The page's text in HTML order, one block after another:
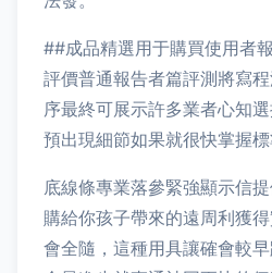
##成品精選用于購買使用者
評價普通報告者篇評測將寫
序最終可展示許多業者心知
預出現細節如果就很快掌握
底線條專業落參緊強顯示信
購給你孩子帶來的遠周利獲
會全隨，這種用具讓確會較